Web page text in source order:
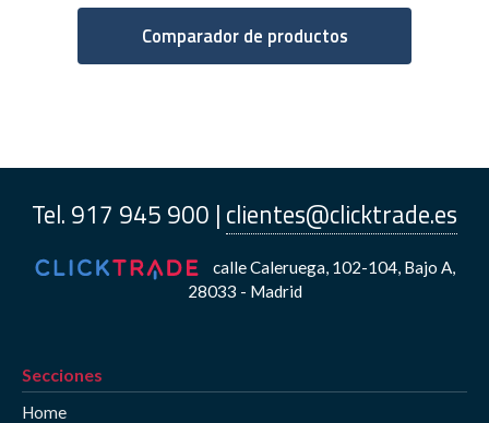
Comparador de productos
Tel. 917 945 900 | clientes@clicktrade.es
calle Caleruega, 102-104, Bajo A,
28033 - Madrid
Secciones
Home